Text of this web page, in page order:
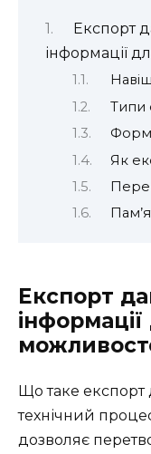
Експорт
інформації
Типи
Як
Експорт
Що таке експорт
технічний
дозволяє